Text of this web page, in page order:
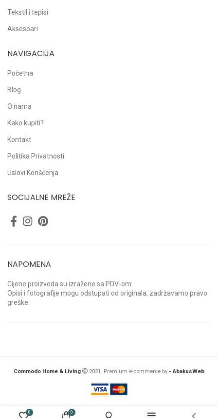
Tekstil i tepisi
Aksesoari
NAVIGACIJA
Početna
Blog
O nama
Kako kupiti?
Kontakt
Politika Privatnosti
Uslovi Korišćenja
SOCIJALNE MREŽE
NAPOMENA
Cijene proizvoda su izražene sa PDV-om.
Opisi i fotografije mogu odstupati od originala, zadržavamo pravo
greške.
Commodo Home & Living 2021. Premium e-commerce by - AbakusWeb
0 0